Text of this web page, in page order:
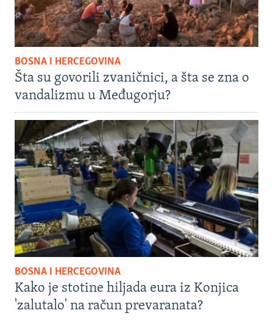
BOSNA I HERCEGOVINA
Šta su govorili zvaničnici, a šta se zna o
vandalizmu u Međugorju?
BOSNA I HERCEGOVINA
Kako je stotine hiljada eura iz Konjica
'zalutalo' na račun prevaranata?